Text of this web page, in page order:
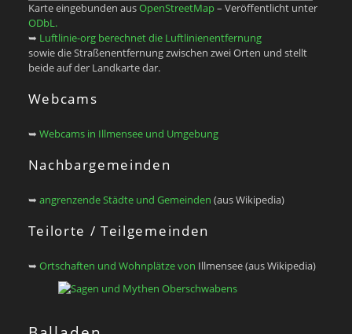
Karte eingebunden ausOpenStreetMap– Veröffentlicht unter
ODbL.
➥ Luftlinie-org berechnet die Luftlinienentfernung
sowie die Straßenentfernung zwischen zwei Orten und stellt
beide auf der Landkarte dar.
Webcams
➥ Webcams in Illmensee und Umgebung
Nachbargemeinden
➥ angrenzende Städte und Gemeinden (aus Wikipedia)
Teilorte / Teilgemeinden
➥ Ortschaften und Wohnplätze von Illmensee (aus Wikipedia)